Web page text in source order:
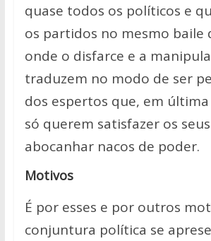
quase todos os políticos e
os partidos no mesmo baile
onde o disfarce e a
traduzem no modo de ser
dos espertos que, em
só querem satisfazer os
abocanhar nacos de poder.
Motivos
É por esses e por outros
conjuntura política se